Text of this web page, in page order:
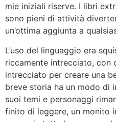
mie iniziali riserve. I libri
sono pieni di attività
un’ottima aggiunta a
L’uso del linguaggio era
riccamente intrecciato, con
intrecciato per creare una
breve storia ha un modo di
suoi temi e personaggi
finito di leggere, un monito